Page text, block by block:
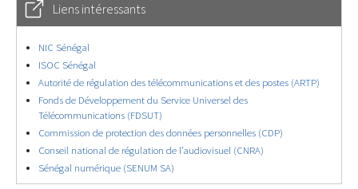
Liens intéressants
NIC Sénégal
ISOC Sénégal
Autorité de régulation des télécommunications et des postes (ARTP)
Fonds de Développement du Service Universel des
Télécommunications (FDSUT)
Commission de protection des données personnelles (CDP)
Conseil national de régulation de l’audiovisuel (CNRA)
Sénégal numérique (SENUM SA)